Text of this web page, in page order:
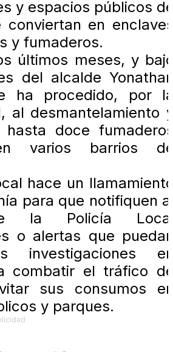
y espacios públicos
conviertan en
y fumaderos.
últimos meses, y
del alcalde
ha procedido, por
al desmantelamiento
hasta doce
varios barrios
hace un
para que notifiquen
la Policía
o alertas que
investigaciones
combatir el tráfico
sus consumos
y parques.